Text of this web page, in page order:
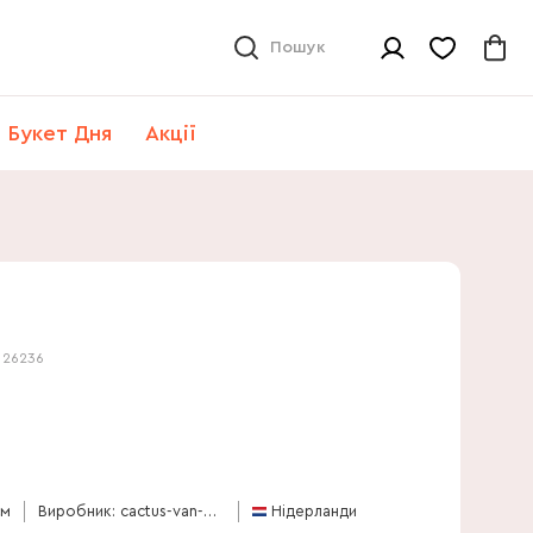
Пошук
Букет Дня Акції
26236
Виробник: cactus-van-der-meer Нідерланди